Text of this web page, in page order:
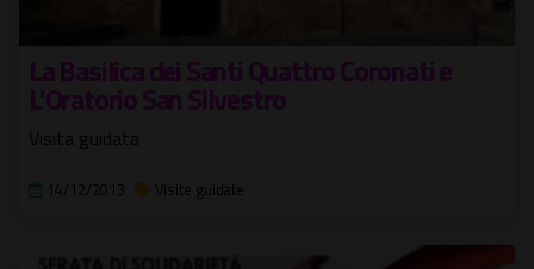
La Basilica dei Santi Quattro Coronati e
L'Oratorio San Silvestro
Visita guidata
14/12/2013 Visite guidate